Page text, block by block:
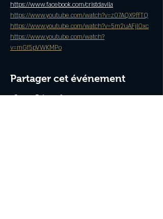
https://www.facebook.com/cristdavila
https://www.youtube.com/watch?v=z07AQX9ffTQ
https://www.youtube.com/watch?v=5m2uAFjlOxc
https://www.youtube.com/watch?
v=mGf5pVWKMPo
Partager cet événement